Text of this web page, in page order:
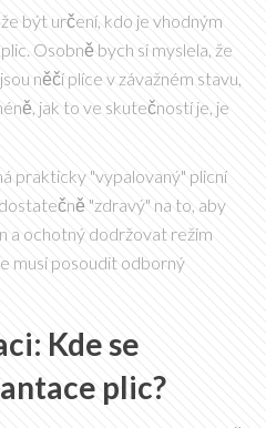
být určení, kdo je vhodným
Osobně bych si myslela, že
něčí plíce v závažném stavu,
jak to ve skutečností je, je
prakticky "vypalovaný" plicní
"zdravý" na to, aby
a ochotný dodržovat režim
musí posoudit odborný
Kde se
plic?